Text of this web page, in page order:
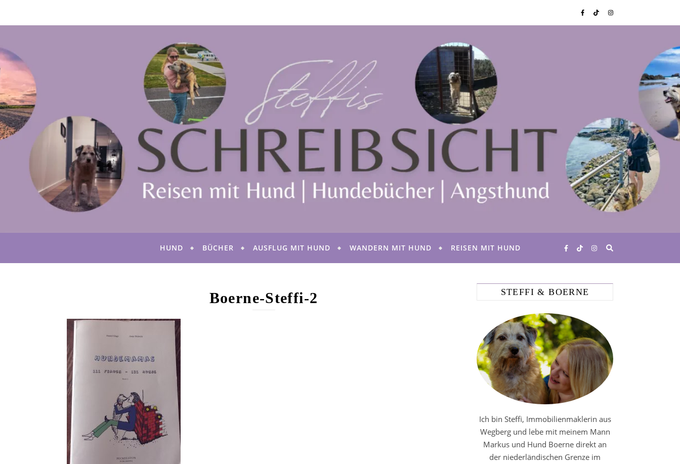
HUND BÜCHER AUSFLUG MIT HUND WANDERN MIT HUND REISEN MIT HUND
Boerne-Steffi-2 STEFFI & BOERNE
Ich bin Steffi, Immobilienmaklerin aus
Wegberg und lebe mit meinem Mann
Markus und Hund Boerne direkt an
der niederländischen Grenze im